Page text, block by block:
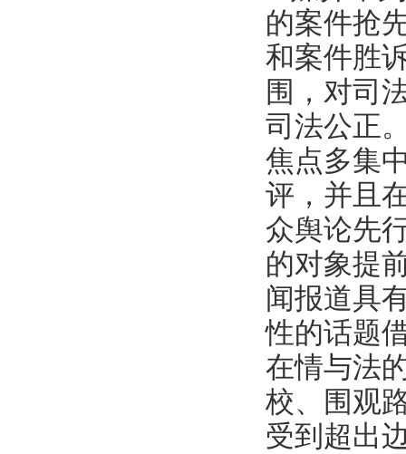
的案件抢
和案件胜
围，对司
司法公正
焦点多集
评，并且
众舆论先
的对象提
闻报道具
性的话题
在情与法
校、围观
受到超出